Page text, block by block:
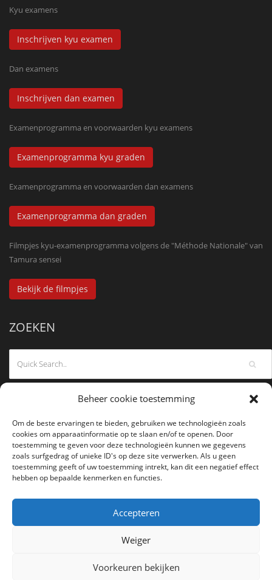
Beheer cookie toestemming
Om de beste ervaringen te bieden, gebruiken we technologieën zoals
cookies om apparaatinformatie op te slaan en/of te openen. Door
toestemming te geven voor deze technologieën kunnen we gegevens
zoals surfgedrag of unieke ID's op deze site verwerken. Als u geen
toestemming geeft of uw toestemming intrekt, kan dit een negatief effect
hebben op bepaalde kenmerken en functies.
Accepteren
Weiger
Voorkeuren bekijken
Kyu examens
Inschrijven kyu examen
Dan examens
Inschrijven dan examen
Examenprogramma en voorwaarden kyu examens
Examenprogramma kyu graden
Examenprogramma en voorwaarden dan examens
Examenprogramma dan graden
Filmpjes kyu-examenprogramma volgens de "Méthode Nationale" van
Tamura sensei
Bekijk de filmpjes
ZOEKEN